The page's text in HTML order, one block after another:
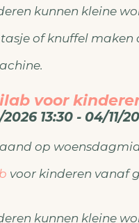
kunnen kleine
tasje of knuffel maken
voor
2026 13:30 - 04/11/
op
voor kinderen vanaf
kunnen kleine